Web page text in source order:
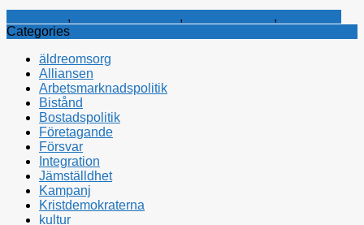
, , ,
Categories
äldreomsorg
Alliansen
Arbetsmarknadspolitik
Bistånd
Bostadspolitik
Företagande
Försvar
Integration
Jämställdhet
Kampanj
Kristdemokraterna
kultur